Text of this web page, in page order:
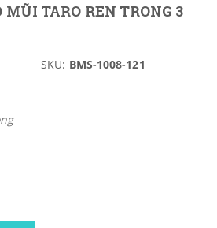
MŨI TARO REN TRONG 3
SKU: BMS-1008-121